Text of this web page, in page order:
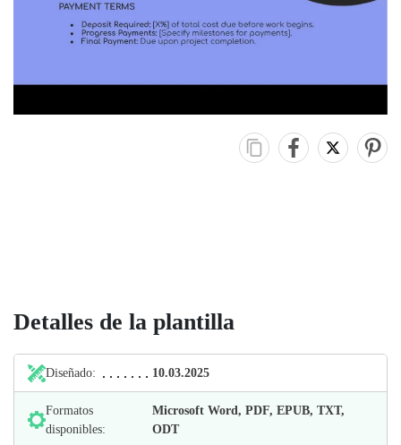
Detalles de la plantilla
Diseñado: 10.03.2025
Formatos
disponibles:
Microsoft Word, PDF, EPUB, TXT,
ODT